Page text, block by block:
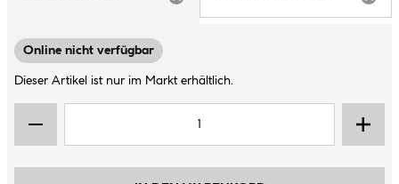
Online nicht verfügbar
Dieser Artikel ist nur im Markt erhältlich.